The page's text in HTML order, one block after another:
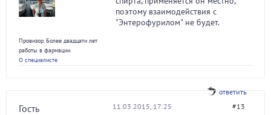
Провизор. Более двадцати лет
работы в фармации.
О специалисте
поэтому взаимодействия с
"Энтерофурилом" не будет.
ответить
Гость 11.03.2015, 17:25 #13